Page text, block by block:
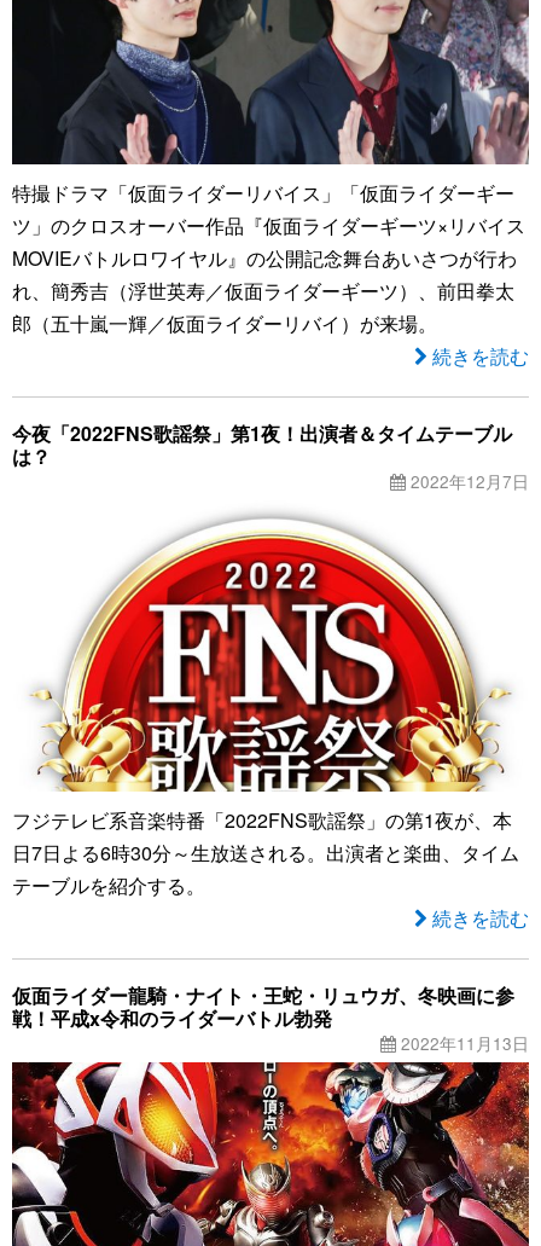
特撮ドラマ「仮面ライダーリバイス」「仮面ライダーギー
ツ」のクロスオーバー作品『仮面ライダーギーツ×リバイス
MOVIEバトルロワイヤル』の公開記念舞台あいさつが行わ
れ、簡秀吉（浮世英寿／仮面ライダーギーツ）、前田拳太
郎（五十嵐一輝／仮面ライダーリバイ）が来場。
続きを読む
今夜「2022FNS歌謡祭」第1夜！出演者＆タイムテーブル
は？
2022年12月7日
フジテレビ系音楽特番「2022FNS歌謡祭」の第1夜が、本
日7日よる6時30分～生放送される。出演者と楽曲、タイム
テーブルを紹介する。
続きを読む
仮面ライダー龍騎・ナイト・王蛇・リュウガ、冬映画に参
戦！平成x令和のライダーバトル勃発
2022年11月13日